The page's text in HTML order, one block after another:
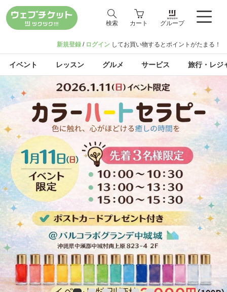
検索 カート グループ
新規登録 / ログイン してお買い物するとポイントがたまる！
イベント レッスン グルメ サービス 旅行・レジ